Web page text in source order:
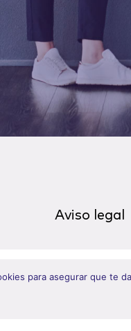
Aviso legal
para asegurar que te